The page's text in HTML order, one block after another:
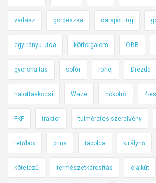
vadász gördeszka carspotting
egyirányú utca körforgalom OBB
gyorshajtás sofőr röhej Drezda
halottaskocsi Waze hókotró 4-
FKF traktor túlméretes szerelvény
tetőbox prius tapolca királynő
kötelező természetkárosítás olajkút